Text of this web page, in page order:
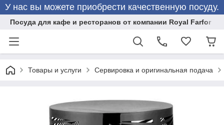
У нас вы можете приобрести качественную посуду.
Посуда для кафе и ресторанов от компании Royal Farfor
Товары и услуги Сервировка и оригинальная подача